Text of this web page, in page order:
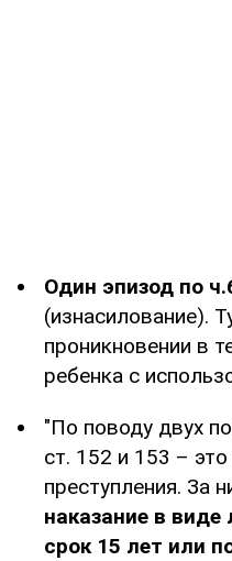
Один эпизод по
(изнасилование).
проникновении в
ребенка с
"По поводу двух
ст. 152 и 153 –
преступления. За
наказание в
срок 15 лет или